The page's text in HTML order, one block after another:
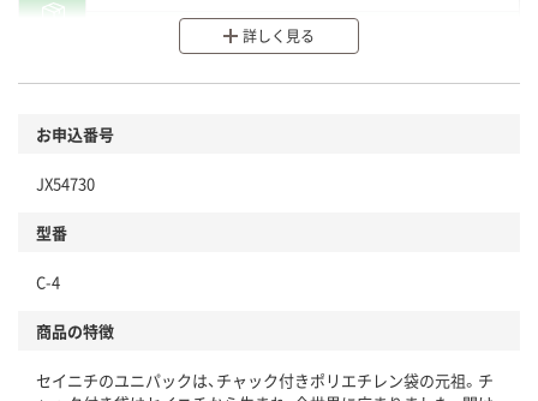
分別・リサイクルしやすい設計
本体
仕組
この商品の環境配慮ポイントです。下記商品詳細「
詳しく見る
お申込番号
JX54730
型番
C-4
商品の特徴
セイニチのユニパックは、チャック付きポリエチレン袋の元祖。チ